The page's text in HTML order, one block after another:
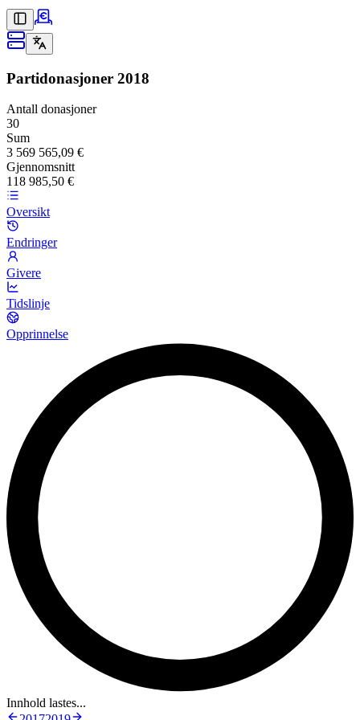
Partidonasjoner 2018
Antall donasjoner
30
Sum
3 569 565,09 €
Gjennomsnitt
118 985,50 €
Oversikt
Endringer
Givere
Tidslinje
Opprinnelse
Innhold lastes...